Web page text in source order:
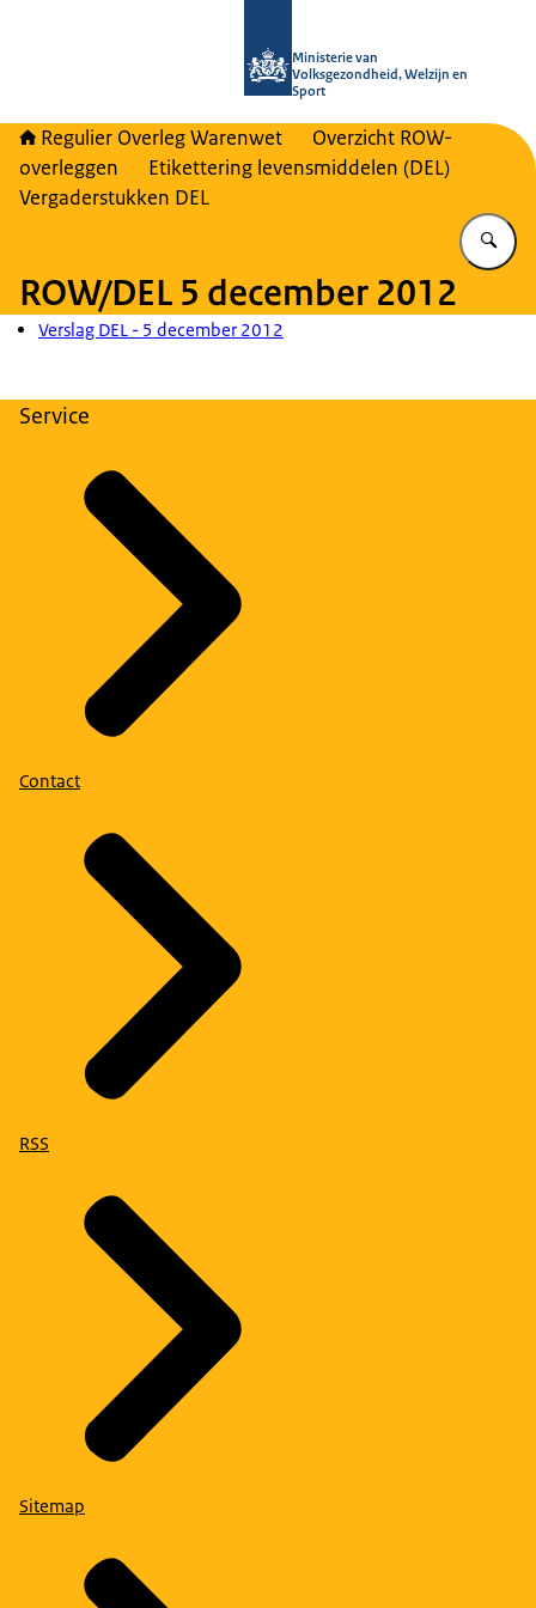
Ministerie van
Volksgezondheid, Welzijn en
Sport
Regulier Overleg Warenwet
Overzicht ROW-
overleggen
Etikettering levensmiddelen (DEL)
Vergaderstukken DEL
ROW/DEL 5 december 2012
Verslag DEL - 5 december 2012
Service
Contact
RSS
Sitemap